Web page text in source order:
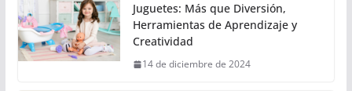
Juguetes: Más que Diversión,
Herramientas de Aprendizaje y
Creatividad
14 de diciembre de 2024